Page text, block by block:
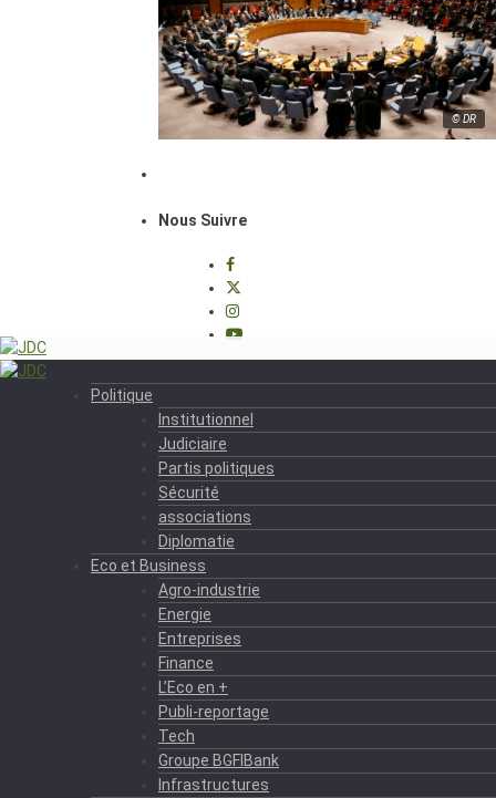
© DR
Nous Suivre
Politique
Institutionnel
Judiciaire
Partis politiques
Sécurité
associations
Diplomatie
Eco et Business
Agro-industrie
Energie
Entreprises
Finance
L’Eco en +
Publi-reportage
Tech
Groupe BGFIBank
Infrastructures